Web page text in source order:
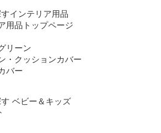
インテリア用品
用品トップページ
リーン
・クッションカバー
バー
ベビー＆キッズ